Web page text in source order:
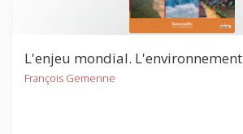
L'enjeu mondial. L'environnement
François Gemenne